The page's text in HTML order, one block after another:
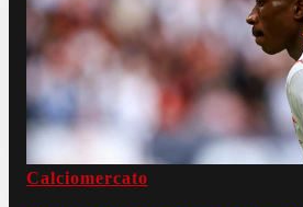
Calciomercato